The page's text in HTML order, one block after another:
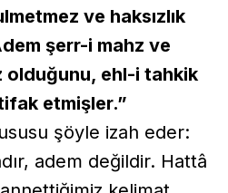
ve haksızlık
şerr-i mahz ve
olduğunu, ehl-i tahkik
etmişler.”
şöyle izah eder:
adem değildir. Hattâ